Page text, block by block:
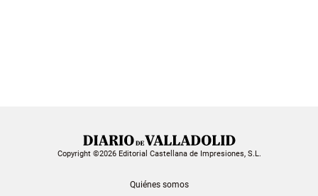
Copyright ©2026 Editorial Castellana de Impresiones, S.L.
Quiénes somos